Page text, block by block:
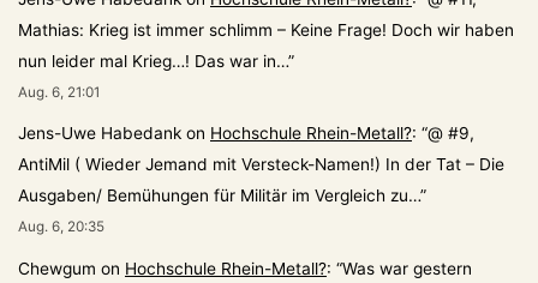
Mathias: Krieg ist immer schlimm – Keine Frage! Doch wir haben
nun leider mal Krieg…! Das war in…”
Aug. 6, 21:01
Jens-Uwe Habedank on Hochschule Rhein-Metall?: “@ #9,
AntiMil ( Wieder Jemand mit Versteck-Namen!) In der Tat – Die
Ausgaben/ Bemühungen für Militär im Vergleich zu…”
Aug. 6, 20:35
Chewgum on Hochschule Rhein-Metall?: “Was war gestern